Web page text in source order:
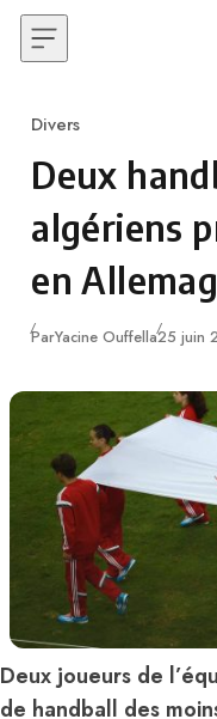
Skip to content
Category
Divers
Deux
algériens
en
ParYacine OuffellaPublié
25 juin
Deux joueurs de
de handball des